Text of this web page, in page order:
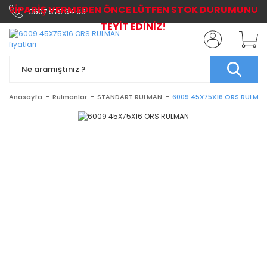
0507 576 64 03
Anasayfa Rulmanlar STANDART RULMAN 6009 45X75X16 ORS
SİPARİŞ VERMEDEN ÖNCE LÜTFEN STOK DURUMUNU
TEYİT EDİNİZ!